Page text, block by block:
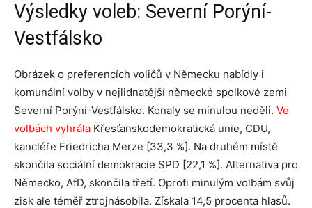
Výsledky voleb: Severní Porýní-
Vestfálsko
Obrázek o preferencích voličů v Německu nabídly i
komunální volby v nejlidnatější německé spolkové zemi
Severní Porýní-Vestfálsko. Konaly se minulou neděli. Ve
volbách vyhrála Křesťanskodemokratická unie, CDU,
kancléře Friedricha Merze [33,3 %]. Na druhém místě
skončila sociální demokracie SPD [22,1 %]. Alternativa pro
Německo, AfD, skončila třetí. Oproti minulým volbám svůj
zisk ale téměř ztrojnásobila. Získala 14,5 procenta hlasů.